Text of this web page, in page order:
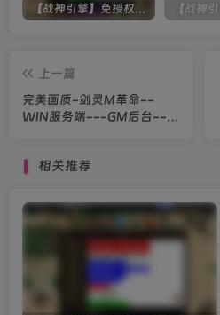
【战神引擎】免授权-原生 [全屏自动拾取] 插件 + 配置教程（更新修复版，具体自测）
上一篇
完美画质-剑灵M革命--
WIN服务端---GM后台---
相关推荐